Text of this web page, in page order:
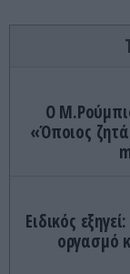
Ο
«Όποιος
Ειδικός
οργασμό